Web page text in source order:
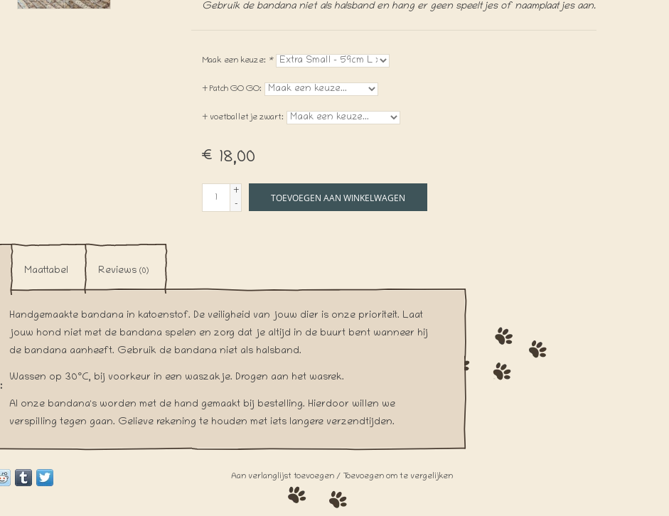
Gebruik de bandana niet als halsband en hang er geen speeltjes of naamplaatjes aan.
Maak een keuze: *
+ Patch GO GO:
+ voetballetje zwart:
€18,00
+
-
TOEVOEGEN AAN WINKELWAGEN
Maattabel Reviews (0)
Handgemaakte bandana in katoenstof. De veiligheid van jouw dier is onze prioriteit. Laat
jouw hond niet met de bandana spelen en zorg dat je altijd in de buurt bent wanneer hij
de bandana aanheeft. Gebruik de bandana niet als halsband.
Wassen op 30°C, bij voorkeur in een waszakje. Drogen aan het wasrek.
Al onze bandana's worden met de hand gemaakt bij bestelling. Hierdoor willen we
verspilling tegen gaan. Gelieve rekening te houden met iets langere verzendtijden.
Aan verlanglijst toevoegen/ Toevoegen om te vergelijken